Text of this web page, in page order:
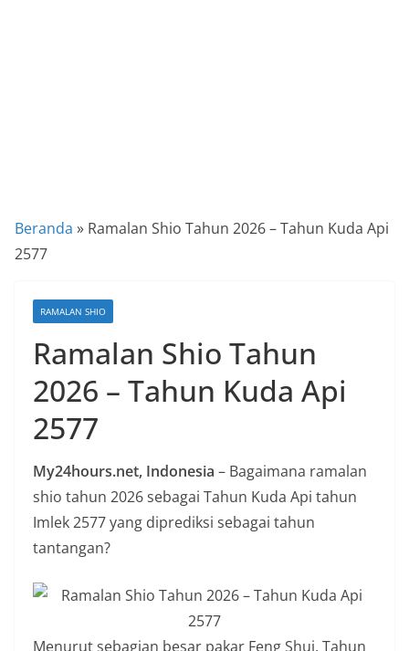
e
k
a
n
T
p
Beranda » Ramalan Shio Tahun 2026 – Tahun Kuda Api
2577
RAMALAN SHIO
Ramalan Shio Tahun
2026 – Tahun Kuda Api
2577
My24hours.net, Indonesia – Bagaimana ramalan
shio tahun 2026 sebagai Tahun Kuda Api tahun
Imlek 2577 yang diprediksi sebagai tahun
tantangan?
Menurut sebagian besar pakar Feng Shui, Tahun